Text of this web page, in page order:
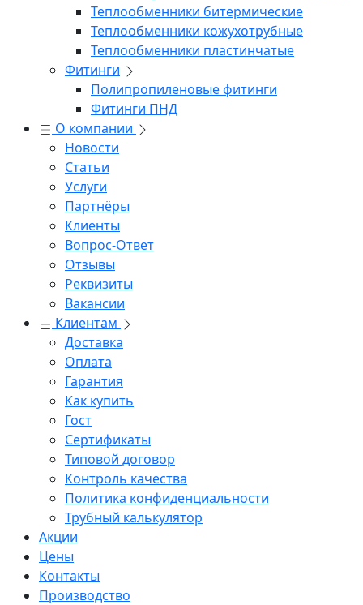
Теплообменники битермические
Теплообменники кожухотрубные
Теплообменники пластинчатые
Фитинги
Полипропиленовые фитинги
Фитинги ПНД
О компании
Новости
Статьи
Услуги
Партнёры
Клиенты
Вопрос-Ответ
Отзывы
Реквизиты
Вакансии
Клиентам
Доставка
Оплата
Гарантия
Как купить
Гост
Сертификаты
Типовой договор
Контроль качества
Политика конфиденциальности
Трубный калькулятор
Акции
Цены
Контакты
Производство